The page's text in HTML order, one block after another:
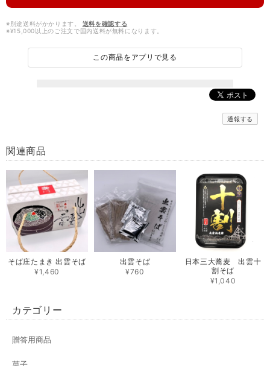
※別途送料がかかります。
送料を確認する
※¥15,000以上のご注文で国内送料が無料になります。
この商品をアプリで見る
通報する
関連商品
そば庄たまき 出雲そば
¥1,460
出雲そば
¥760
日本三大蕎麦 出雲十
割そば
¥1,040
カテゴリー
贈答用商品